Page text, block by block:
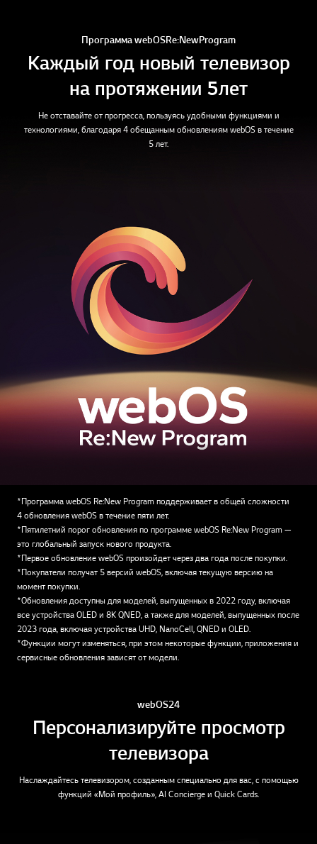
Программа webOS Re:New Program
Каждый год новый телевизор
на протяжении 5 лет
Не отставайте от прогресса, пользуясь удобными функциями и
технологиями, благодаря 4 обещанным обновлениям webOS в течение
5 лет.
*Программа webOS Re:New Program поддерживает в общей сложности
4 обновления webOS в течение пяти лет.
*Пятилетний порог обновления по программе webOS Re:New Program —
это глобальный запуск нового продукта.
*Первое обновление webOS произойдет через два года после покупки.
*Покупатели получат 5 версий webOS, включая текущую версию на
момент покупки.
*Обновления доступны для моделей, выпущенных в 2022 году, включая
все устройства OLED и 8K QNED, а также для моделей, выпущенных после
2023 года, включая устройства UHD, NanoCell, QNED и OLED.
*Функции могут изменяться, при этом некоторые функции, приложения и
сервисные обновления зависят от модели.
webOS 24
Персонализируйте просмотр
телевизора
Наслаждайтесь телевизором, созданным специально для вас, с помощью
функций «Мой профиль», AI Concierge и Quick Cards.